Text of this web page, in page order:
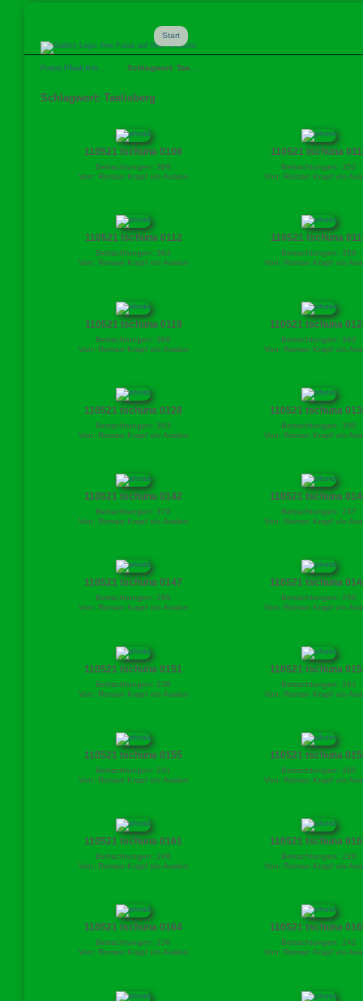
Start
Fotos Pfadi Arb… Schlagwort: Tae…
Schlagwort: Taelisberg
110521 tschuna 0108
Betrachtungen: 389
Von: Roman Krapf v/o Avalon
110521 tschuna
Betrachtungen: 352
Von: Roman Krapf v/o
110521 tschuna 0112
Betrachtungen: 363
Von: Roman Krapf v/o Avalon
110521 tschuna
Betrachtungen: 359
Von: Roman Krapf v/o
110521 tschuna 0119
Betrachtungen: 366
Von: Roman Krapf v/o Avalon
110521 tschuna
Betrachtungen: 342
Von: Roman Krapf v/o
110521 tschuna 0128
Betrachtungen: 363
Von: Roman Krapf v/o Avalon
110521 tschuna
Betrachtungen: 350
Von: Roman Krapf v/o
110521 tschuna 0142
Betrachtungen: 378
Von: Roman Krapf v/o Avalon
110521 tschuna
Betrachtungen: 237
Von: Roman Krapf v/o
110521 tschuna 0147
Betrachtungen: 289
Von: Roman Krapf v/o Avalon
110521 tschuna
Betrachtungen: 250
Von: Roman Krapf v/o
110521 tschuna 0151
Betrachtungen: 239
Von: Roman Krapf v/o Avalon
110521 tschuna
Betrachtungen: 261
Von: Roman Krapf v/o
110521 tschuna 0155
Betrachtungen: 241
Von: Roman Krapf v/o Avalon
110521 tschuna
Betrachtungen: 260
Von: Roman Krapf v/o
110521 tschuna 0161
Betrachtungen: 246
Von: Roman Krapf v/o Avalon
110521 tschuna
Betrachtungen: 226
Von: Roman Krapf v/o
110521 tschuna 0164
Betrachtungen: 236
Von: Roman Krapf v/o Avalon
110521 tschuna
Betrachtungen: 242
Von: Roman Krapf v/o